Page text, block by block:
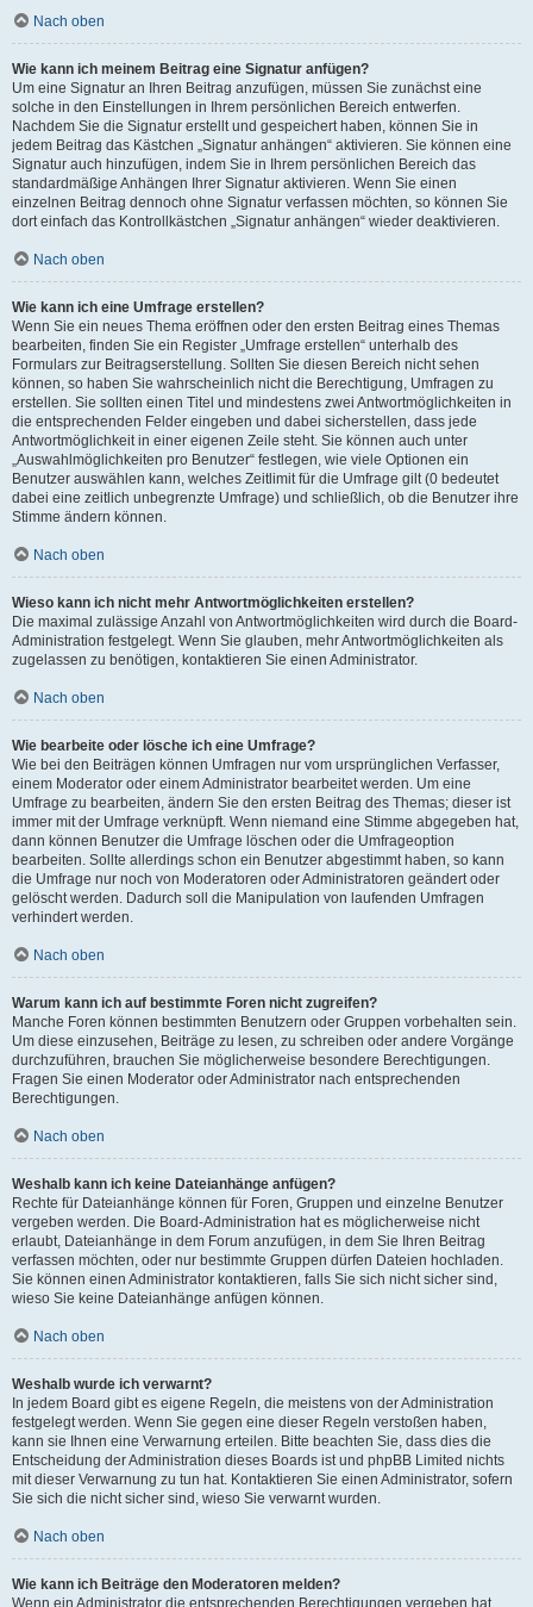
Nach oben
Wie kann ich meinem Beitrag eine Signatur anfügen?
Um eine Signatur an Ihren Beitrag anzufügen, müssen Sie zunächst eine
solche in den Einstellungen in Ihrem persönlichen Bereich entwerfen.
Nachdem Sie die Signatur erstellt und gespeichert haben, können Sie in
jedem Beitrag das Kästchen „Signatur anhängen“ aktivieren. Sie können eine
Signatur auch hinzufügen, indem Sie in Ihrem persönlichen Bereich das
standardmäßige Anhängen Ihrer Signatur aktivieren. Wenn Sie einen
einzelnen Beitrag dennoch ohne Signatur verfassen möchten, so können Sie
dort einfach das Kontrollkästchen „Signatur anhängen“ wieder deaktivieren.
Nach oben
Wie kann ich eine Umfrage erstellen?
Wenn Sie ein neues Thema eröffnen oder den ersten Beitrag eines Themas
bearbeiten, finden Sie ein Register „Umfrage erstellen“ unterhalb des
Formulars zur Beitragserstellung. Sollten Sie diesen Bereich nicht sehen
können, so haben Sie wahrscheinlich nicht die Berechtigung, Umfragen zu
erstellen. Sie sollten einen Titel und mindestens zwei Antwortmöglichkeiten in
die entsprechenden Felder eingeben und dabei sicherstellen, dass jede
Antwortmöglichkeit in einer eigenen Zeile steht. Sie können auch unter
„Auswahlmöglichkeiten pro Benutzer“ festlegen, wie viele Optionen ein
Benutzer auswählen kann, welches Zeitlimit für die Umfrage gilt (0 bedeutet
dabei eine zeitlich unbegrenzte Umfrage) und schließlich, ob die Benutzer ihre
Stimme ändern können.
Nach oben
Wieso kann ich nicht mehr Antwortmöglichkeiten erstellen?
Die maximal zulässige Anzahl von Antwortmöglichkeiten wird durch die Board-
Administration festgelegt. Wenn Sie glauben, mehr Antwortmöglichkeiten als
zugelassen zu benötigen, kontaktieren Sie einen Administrator.
Nach oben
Wie bearbeite oder lösche ich eine Umfrage?
Wie bei den Beiträgen können Umfragen nur vom ursprünglichen Verfasser,
einem Moderator oder einem Administrator bearbeitet werden. Um eine
Umfrage zu bearbeiten, ändern Sie den ersten Beitrag des Themas; dieser ist
immer mit der Umfrage verknüpft. Wenn niemand eine Stimme abgegeben hat,
dann können Benutzer die Umfrage löschen oder die Umfrageoption
bearbeiten. Sollte allerdings schon ein Benutzer abgestimmt haben, so kann
die Umfrage nur noch von Moderatoren oder Administratoren geändert oder
gelöscht werden. Dadurch soll die Manipulation von laufenden Umfragen
verhindert werden.
Nach oben
Warum kann ich auf bestimmte Foren nicht zugreifen?
Manche Foren können bestimmten Benutzern oder Gruppen vorbehalten sein.
Um diese einzusehen, Beiträge zu lesen, zu schreiben oder andere Vorgänge
durchzuführen, brauchen Sie möglicherweise besondere Berechtigungen.
Fragen Sie einen Moderator oder Administrator nach entsprechenden
Berechtigungen.
Nach oben
Weshalb kann ich keine Dateianhänge anfügen?
Rechte für Dateianhänge können für Foren, Gruppen und einzelne Benutzer
vergeben werden. Die Board-Administration hat es möglicherweise nicht
erlaubt, Dateianhänge in dem Forum anzufügen, in dem Sie Ihren Beitrag
verfassen möchten, oder nur bestimmte Gruppen dürfen Dateien hochladen.
Sie können einen Administrator kontaktieren, falls Sie sich nicht sicher sind,
wieso Sie keine Dateianhänge anfügen können.
Nach oben
Weshalb wurde ich verwarnt?
In jedem Board gibt es eigene Regeln, die meistens von der Administration
festgelegt werden. Wenn Sie gegen eine dieser Regeln verstoßen haben,
kann sie Ihnen eine Verwarnung erteilen. Bitte beachten Sie, dass dies die
Entscheidung der Administration dieses Boards ist und phpBB Limited nichts
mit dieser Verwarnung zu tun hat. Kontaktieren Sie einen Administrator, sofern
Sie sich die nicht sicher sind, wieso Sie verwarnt wurden.
Nach oben
Wie kann ich Beiträge den Moderatoren melden?
Wenn ein Administrator die entsprechenden Berechtigungen vergeben hat,